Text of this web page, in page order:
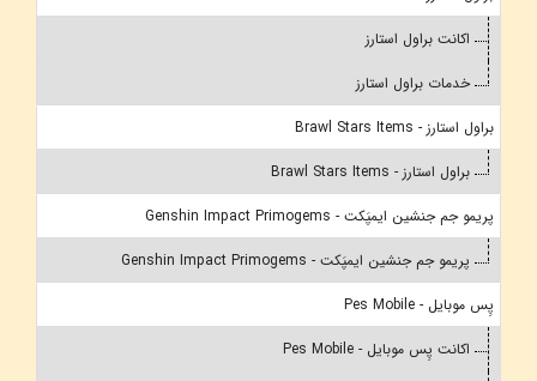
اکانت براول استارز
خدمات براول استارز
براول استارز - Brawl Stars Items
براول استارز - Brawl Stars Items
پریمو جم جنشین ایمپَکت - Genshin Impact Primogems
پریمو جم جنشین ایمپَکت - Genshin Impact Primogems
پِس موبایل - Pes Mobile
اکانت پِس موبایل - Pes Mobile